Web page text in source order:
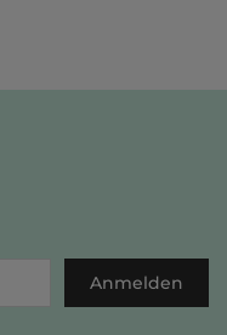
Anmelden